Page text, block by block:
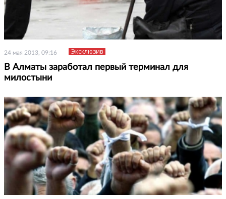
24 мая 2013, 09:16 Эксклюзив
В Алматы заработал первый терминал для
милостыни